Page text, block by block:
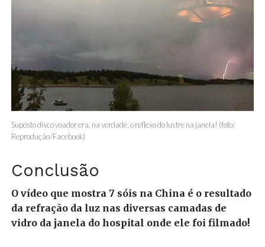
Suposto disco voador era, na verdade, o reflexo do lustre na janela! (foto:
Reprodução/Facebook)
Conclusão
O vídeo que mostra 7 sóis na China é o resultado
da refração da luz nas diversas camadas de
vidro da janela do hospital onde ele foi filmado!